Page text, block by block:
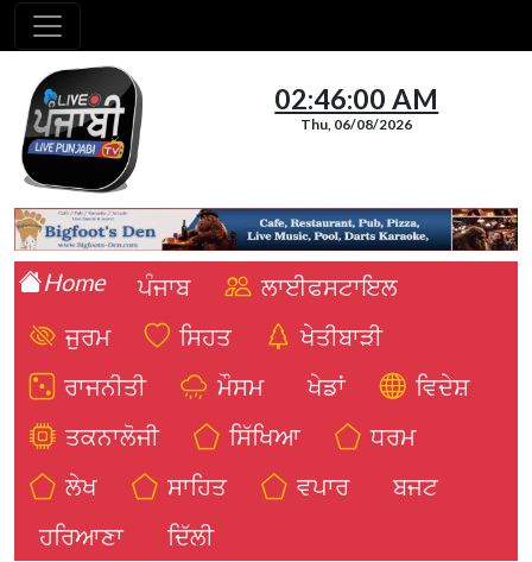
02:46:01 AM
Thu, 06/08/2026
Home ਪੰਜਾਬ
ਲਾਈਫਸਟਾਇਲ
ਜੁਰਮ
ਸਿਹਤ
ਖੇਤੀਬਾੜੀ
ਰਾਜਨੀਤੀ
ਮੌਸਮ ਖੇਡਾਂ
ਵਿਦੇਸ਼
ਤਕਨਾਲੋਜੀ
ਸਿੱਖਿਆ
ਧਰਮ
ਲੇਖ
ਸਾਹਿਤ ਵਪਾਰ
ਬਜਟ
ਹਰਿਆਣਾ
ਦਿੱਲੀ